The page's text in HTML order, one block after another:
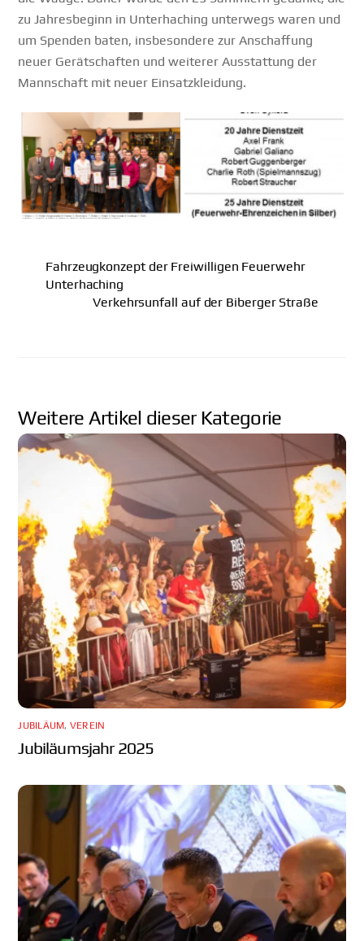
zu Jahresbeginn in Unterhaching unterwegs waren und
um Spenden baten, insbesondere zur Anschaffung
neuer Gerätschaften und weiterer Ausstattung der
Mannschaft mit neuer Einsatzkleidung.
Fahrzeugkonzept der Freiwilligen Feuerwehr
Unterhaching
Verkehrsunfall auf der Biberger Straße
JUBILÄUM, VEREIN
Jubiläumsjahr 2025